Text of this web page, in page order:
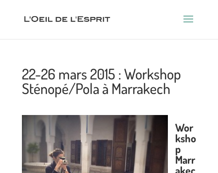
22-26 mars 2015 : Workshop
Sténopé/Pola à Marrakech
Wor
ksho
p
Marr
akec